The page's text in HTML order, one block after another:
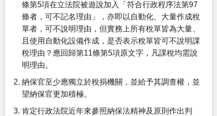
條第5項在立法院被遊說加入「符合行政程序法第97
條者，可不記名理由」，亦即以自動化、大量作成稅
單者，可不說明理由，但實務上所有稅單皆為大量、
且使用自動化設備作成，是否表示稅單皆可不說明課
稅理由？應回歸第11條第5項原文字，凡課稅均需說
明理由。
納保官至少應獨立於稅捐機關，並給予其調查權，並
望納保官更加積極。
肯定行政法院近年來參照納保法精神及原則作出判